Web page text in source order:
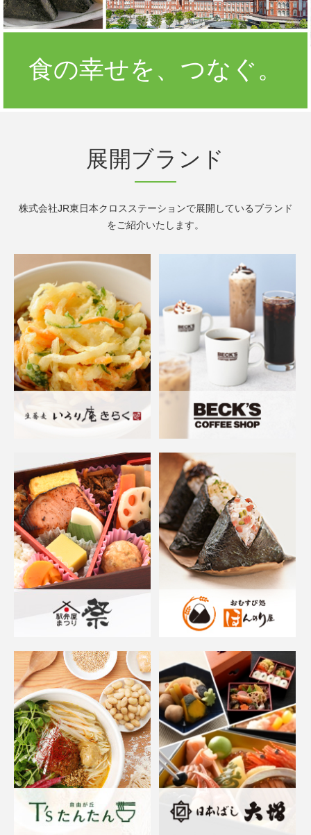
食の幸せを、つなぐ。
展開ブランド
株式会社JR東日本クロスステーションで展開しているブランド
をご紹介いたします。